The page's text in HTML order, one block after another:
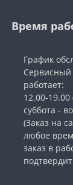
Время
График
работает:
12.00-19.00
суббота -
(Заказ на
любое
заказ в